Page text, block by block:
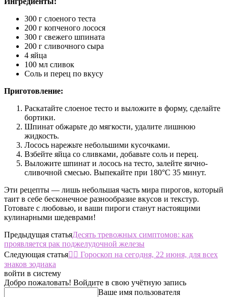
300 г слоеного теста
200 г копченого лосося
300 г свежего шпината
200 г сливочного сыра
4 яйца
100 мл сливок
Соль и перец по вкусу
Приготовление:
Раскатайте слоеное тесто и выложите в форму, сделайте
бортики.
Шпинат обжарьте до мягкости, удалите лишнюю
жидкость.
Лосось нарежьте небольшими кусочками.
Взбейте яйца со сливками, добавьте соль и перец.
Выложите шпинат и лосось на тесто, залейте яично-
сливочной смесью. Выпекайте при 180°C 35 минут.
Эти рецепты — лишь небольшая часть мира пирогов, который
таит в себе бесконечное разнообразие вкусов и текстур.
Готовьте с любовью, и ваши пироги станут настоящими
кулинарными шедеврами!
Предыдущая статьяДесять тревожных симптомов: как
проявляется рак поджелудочной железы
Следующая статья🧙‍♀ Гороскоп на сегодня, 22 июня, для всех
знаков зодиака
войти в систему
Добро пожаловать! Войдите в свою учётную запись
Ваше имя пользователя